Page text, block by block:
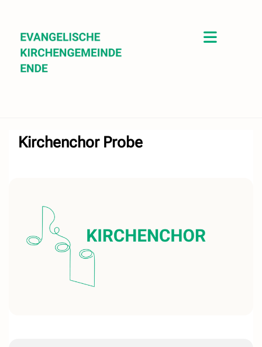
Kirchenchor Probe